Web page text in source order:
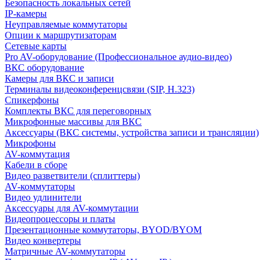
Безопасность локальных сетей
IP-камеры
Неуправляемые коммутаторы
Опции к маршрутизаторам
Сетевые карты
Pro AV-оборудование (Профессиональное аудио-видео)
ВКС оборудование
Камеры для ВКС и записи
Терминалы видеоконференцсвязи (SIP, H.323)
Спикерфоны
Комплекты ВКС для переговорных
Микрофонные массивы для ВКС
Аксессуары (ВКС системы, устройства записи и трансляции)
Микрофоны
AV-коммутация
Кабели в сборе
Видео разветвители (сплиттеры)
AV-коммутаторы
Видео удлинители
Аксессуары для AV-коммутации
Видеопроцессоры и платы
Презентационные коммутаторы, BYOD/BYOM
Видео конвертеры
Матричные AV-коммутаторы